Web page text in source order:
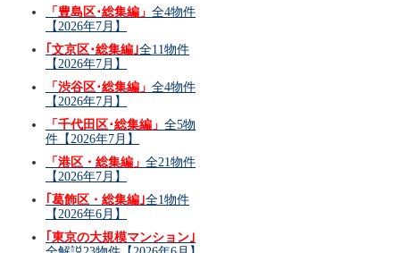
「豊島区･総集編」 全4物件
【2026年7月】
｢文京区･総集編｣全11物件
【2026年7月】
「渋谷区･総集編」 全4物件
【2026年7月】
「千代田区･総集編」 全5物
件【2026年7月】
「港区・総集編」 全21物件
【2026年7月】
｢葛飾区・総集編｣全1物件
【2026年6月】
｢東京の大規模マンション｣